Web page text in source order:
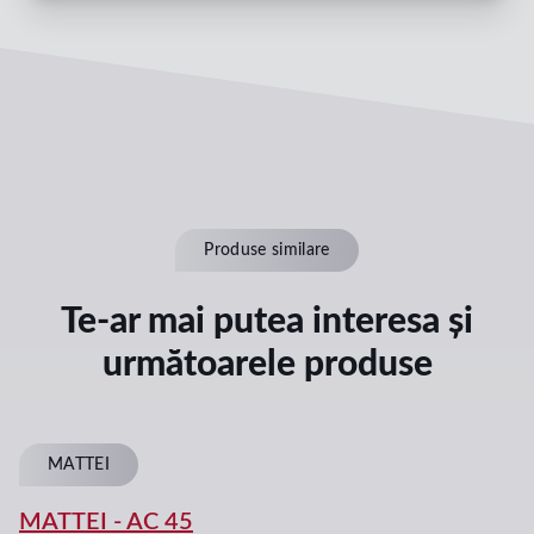
Produse similare
Te-ar mai putea interesa și
următoarele produse
MATTEI
MATTEI - AC 45